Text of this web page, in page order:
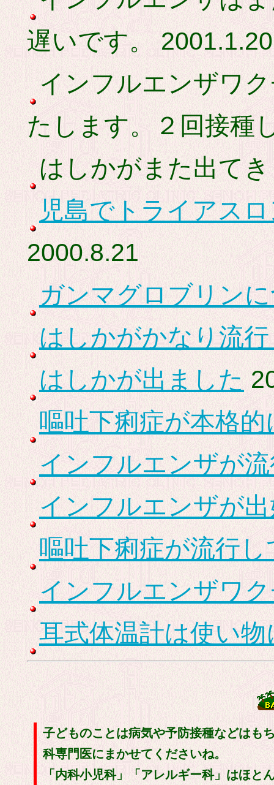
遅いです。 2001.1.20
インフルエンザワ
たします。２回接種
はしかがまた出て
児島でトライアス
2000.8.21
ガンマグロブリン
はしかがかなり流
はしかが出ました
嘔吐下痢症が本格
インフルエンザが
インフルエンザが
嘔吐下痢症が流行
インフルエンザワ
耳式体温計は使い
子どものことは病気や予防接種などはも
科専門医にまかせてくださいね。
「内科小児科」「アレルギー科」はほと